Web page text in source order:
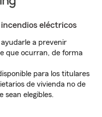
eléctricos
a prevenir
que ocurran, de forma
para los titulares
de vivienda no de
sean elegibles.